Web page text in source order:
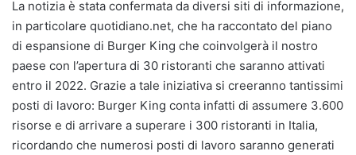
La notizia è stata confermata da diversi siti di informazione,
in particolare quotidiano.net, che ha raccontato del piano
di espansione di Burger King che coinvolgerà il nostro
paese con l’apertura di 30 ristoranti che saranno attivati
entro il 2022. Grazie a tale iniziativa si creeranno tantissimi
posti di lavoro: Burger King conta infatti di assumere 3.600
risorse e di arrivare a superare i 300 ristoranti in Italia,
ricordando che numerosi posti di lavoro saranno generati